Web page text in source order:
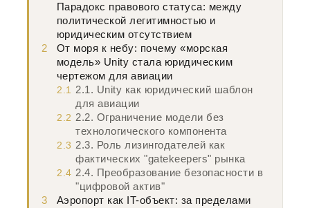
Парадокс правового статуса: между
политической легитимностью и
юридическим отсутствием
2
От моря к небу: почему «морская
модель» Unity стала юридическим
чертежом для авиации
2.1 2.1. Unity как юридический шаблон
для авиации
2.2 2.2. Ограничение модели без
технологического компонента
2.3 2.3. Роль лизингодателей как
фактических "gatekeepers" рынка
2.4 2.4. Преобразование безопасности в
"цифровой актив"
3
Аэропорт как IT-объект: за пределами